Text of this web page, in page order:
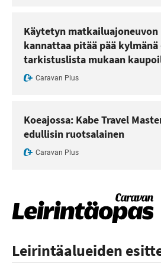
Käytetyn matkailuajoneuvon
kannattaa pitää pää kylmänä
tarkistuslista mukaan
Caravan Plus
Koeajossa: Kabe Travel
edullisin ruotsalainen
Caravan Plus
Leirintäalueiden